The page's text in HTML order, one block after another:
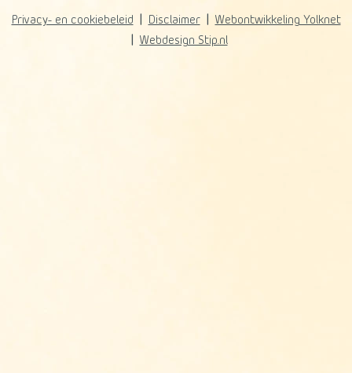
Privacy- en cookiebeleid Disclaimer
Webontwikkeling Yolknet
Webdesign Stip.nl